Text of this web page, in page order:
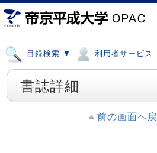
目録検索 ▼ 利用者サービス
書誌詳細
前の画面へ